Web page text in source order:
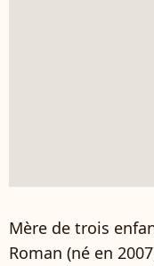
Mère de trois
Roman (né en